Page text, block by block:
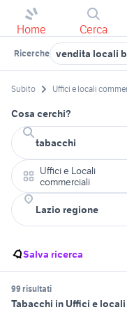
Home Cerca
Ricerche vendita locali
Subito Uffici e locali
Cosa cerchi?
Uffici e Locali
commerciali
Salva ricerca
99 risultati
Tabacchi in Uffici e